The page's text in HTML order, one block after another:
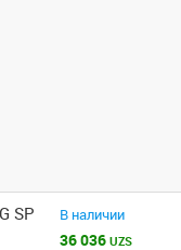
SP
В наличии
36 036UZS